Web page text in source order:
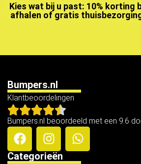
Kies wat bij u past: 10% korting
afhalen of gratis
Bumpers.nl
Klantbeoordelingen
Bumpers.nl beoordeeld met een 9.6
Categorieën